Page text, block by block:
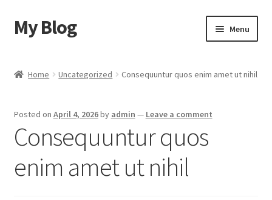
Skip
to
Skip
to
My Blog Menu
Checkout
Home Uncategorized Consequuntur quos enim amet ut nihil
Posted on April 4, 2026by admin — Leave a comment
Consequuntur quos
enim amet ut nihil